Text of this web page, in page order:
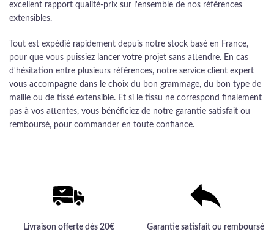
excellent rapport qualité-prix sur l'ensemble de nos références
extensibles.
Tout est expédié rapidement depuis notre stock basé en France,
pour que vous puissiez lancer votre projet sans attendre. En cas
d'hésitation entre plusieurs références, notre service client expert
vous accompagne dans le choix du bon grammage, du bon type de
maille ou de tissé extensible. Et si le tissu ne correspond finalement
pas à vos attentes, vous bénéficiez de notre garantie satisfait ou
remboursé, pour commander en toute confiance.
Livraison offerte dès 20€ Garantie satisfait ou remboursé